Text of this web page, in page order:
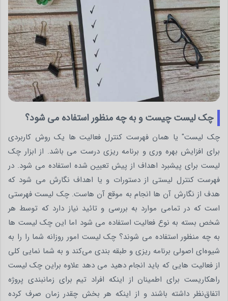
چک لیست چیست و به چه منظور استفاده می شود؟
چک لیست" یا همان فهرست کنترل فعالیت ها یک روش کاربردی
برای افزایش بهره وری و برنامه ریزی درست می باشد. از ابزار چک
لیست برای پیشبرد اهداف از پیش تعیین شده استفاده می شود. در
فهرست کنترل لیستی از دستورات و یا اهداف نگارش می شود که
هدف از نگارش آن ها انجام به موقع آن هاست. چک لیست فهرستی
است که در تمامی موارد به بررسی و تائید نیاز دارد که توسط هر
شخص بسته به نوع فعالیت استفاده می شود اما این چک لیست ها
به چه منظور استفاده می شوند؟ چک لیست امور روزانه شما را را به
شیوه‌ای اصولی برنامه ریزی و طبقه بندی می‌کند و به شما نمایی کلی
از فعالیت هایی که باید انجام دهید می دهد علاوه براین چک لیست
راهکاریست برای اطمینان از اینکه افراد تیم برای زمانبندی پروژه
اتفاق‌نظر داشته باشند و از اینکه هر بخش چقدر زمان صرف کرده